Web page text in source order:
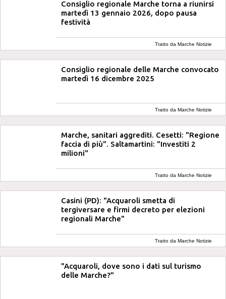
Consiglio regionale Marche torna a riunirsi
martedì 13 gennaio 2026, dopo pausa
festività
Tratto da Marche Notizie
Consiglio regionale delle Marche convocato
martedì 16 dicembre 2025
Tratto da Marche Notizie
Marche, sanitari aggrediti. Cesetti: "Regione
faccia di più". Saltamartini: "Investiti 2
milioni"
Tratto da Marche Notizie
Casini (PD): "Acquaroli smetta di
tergiversare e firmi decreto per elezioni
regionali Marche"
Tratto da Marche Notizie
"Acquaroli, dove sono i dati sul turismo
delle Marche?"